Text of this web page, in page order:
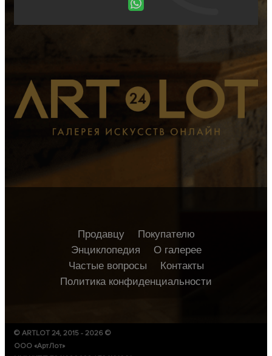
Продавцу
Покупателю
Энциклопедия
О галерее
Частые вопросы
Контакты
Политика конфиденциальности
© ARTLOT 24, 2015 - 2026 ©
ООО «АртЛот»